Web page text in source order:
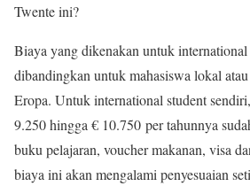
Twente ini?
Biaya yang dikenakan untuk
dibandingkan untuk mahasiswa lokal
Eropa. Untuk international student
9.250 hingga € 10.750 per tahunnya
buku pelajaran, voucher makanan, visa
biaya ini akan mengalami penyesuaian